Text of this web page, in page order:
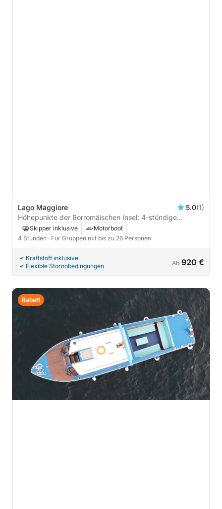
Lago Maggiore 5.0(1)
Höhepunkte der Borromäischen Insel: 4-stündige
Kreuzfahrt zur Isola Bella, Pescatori und Madre
Skipper inklusive
Motorboot
4 Stunden · Für Gruppen mit bis zu 26 Personen
Kraftstoff inklusive
Flexible Stornobedingungen
Ab 920 €
Rabatt